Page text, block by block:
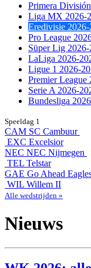
Primera
Liga MX 2026-
Eredivisie
Pro League
Süper Lig
LaLiga 2026-
Ligue 1 2026-
Premier League
Serie A 2026-
Bundesliga
Speeldag 1
CAM SC Cambuur
EXC Excelsior
NEC NEC Nijmegen
TEL Telstar
GAE Go Ahead
WIL Willem II
Alle wedstrijden »
Nieuws